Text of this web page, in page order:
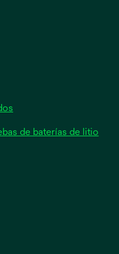
de baterías de litio